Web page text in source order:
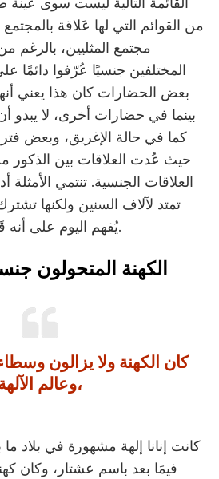
من القوائم التي لها عَلاقة
مجتمع المثليين، بالرغم
المختلفين جنسيًا عُرّفوا دائمًا
بعض الحضارات كان هذا يعني
بينما في حضارات أخرى، لا يبدو
كما في حالة الإغريق، وبعض
حيث عُدت العلاقات بين
العلاقات الجنسية. تنتمي الأمثلة
تمتد لآلاف السنين ولكنها
يُفهم اليوم على أنه قَبُول واحتضان للمثليين.
الكهنة المتحولون
كان الكهنة ولا يزالون
وعالم الآلهة،
كانت إنانا إلهة مشهورة في بلاد
فيمَا بعد باسم عشتار، وكان